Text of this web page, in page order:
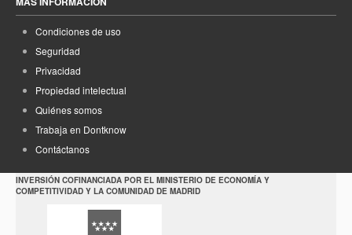
Condiciones de uso
Seguridad
Privacidad
Propiedad intelectual
Quiénes somos
Trabaja en Dontknow
Contáctanos
INVERSIÓN COFINANCIADA POR EL MINISTERIO DE ECONOMÍA Y
COMPETITIVIDAD Y LA COMUNIDAD DE MADRID